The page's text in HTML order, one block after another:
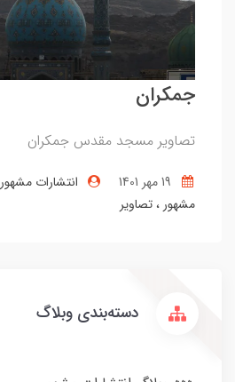
جمکران
تصاویر مسجد مقدس جمکران
انتشارات مشهور
مشهور تصاویر
دسته‌بندی وبلاگ